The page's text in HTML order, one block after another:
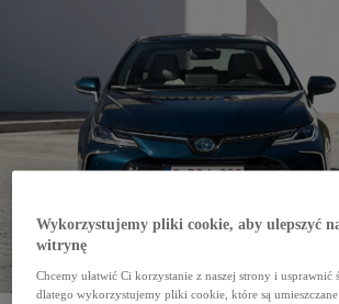
Wykorzystujemy pliki cookie, aby ulepszyć
witrynę
Chcemy ułatwić Ci korzystanie z naszej strony i usprawnić
dlatego wykorzystujemy pliki cookie, które są